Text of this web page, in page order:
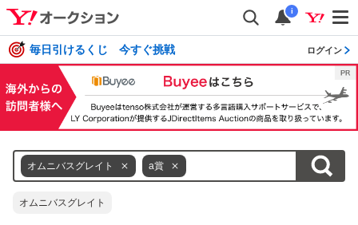
i
毎日引けるくじ 今すぐ挑戦 ログイン
オムニバスグレイト a賞
オムニバスグレイト